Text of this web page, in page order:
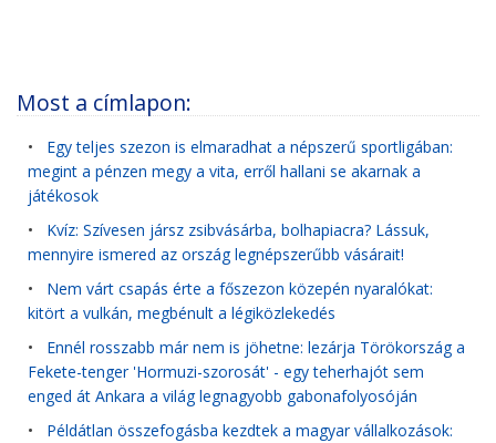
Most a címlapon:
• Egy teljes szezon is elmaradhat a népszerű sportligában:
megint a pénzen megy a vita, erről hallani se akarnak a
játékosok
• Kvíz: Szívesen jársz zsibvásárba, bolhapiacra? Lássuk,
mennyire ismered az ország legnépszerűbb vásárait!
• Nem várt csapás érte a főszezon közepén nyaralókat:
kitört a vulkán, megbénult a légiközlekedés
• Ennél rosszabb már nem is jöhetne: lezárja Törökország a
Fekete-tenger 'Hormuzi-szorosát' - egy teherhajót sem
enged át Ankara a világ legnagyobb gabonafolyosóján
• Példátlan összefogásba kezdtek a magyar vállalkozások: